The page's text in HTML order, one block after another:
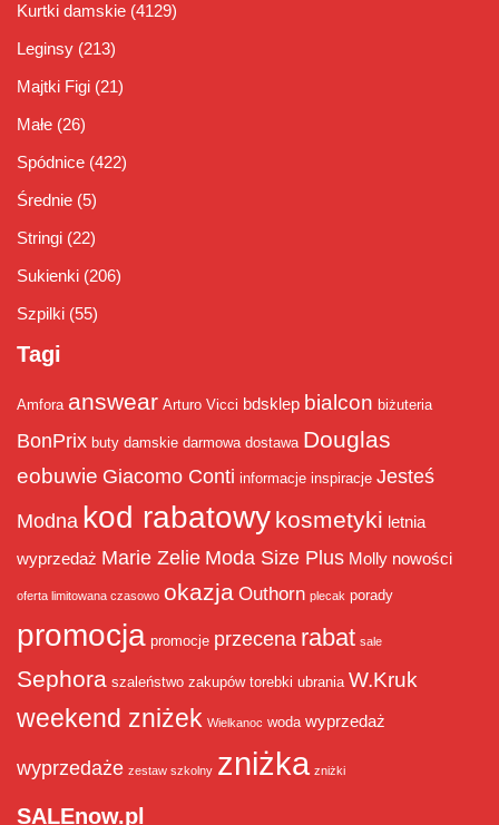
Kurtki damskie (4129)
Leginsy (213)
Majtki Figi (21)
Małe (26)
Spódnice (422)
Średnie (5)
Stringi (22)
Sukienki (206)
Szpilki (55)
Tagi
Amfora answear Arturo Vicci bdsklep bialcon biżuteria
BonPrix buty damskie darmowa dostawa Douglas
eobuwie Giacomo Conti informacje inspiracje Jesteś
Modna kod rabatowy kosmetyki letnia
wyprzedaż Marie Zelie Moda Size Plus Molly nowości
oferta limitowana czasowo okazja Outhorn plecak porady
promocja promocje przecena rabat sale
Sephora szaleństwo zakupów torebki ubrania W.Kruk
weekend zniżek Wielkanoc woda wyprzedaż
wyprzedaże zestaw szkolny zniżka zniżki
SALEnow.pl